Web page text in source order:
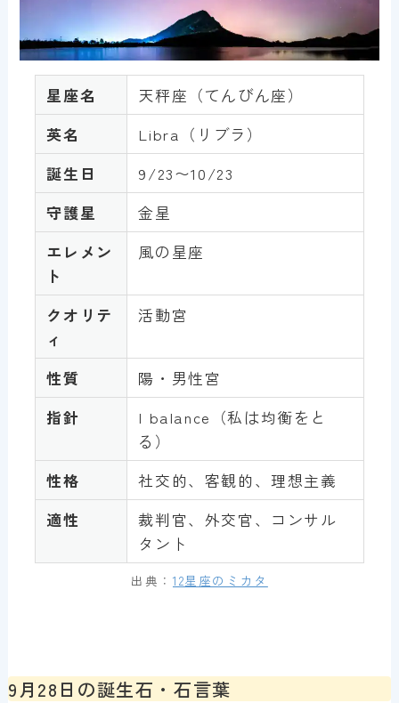
星座名
天秤座（てんびん座）
英名
Libra（リブラ）
誕生日
9/23〜10/23
守護星
金星
エレメン
ト
風の星座
クオリテ
ィ
活動宮
性質
陽・男性宮
指針
I balance（私は均衡をと
る）
性格
社交的、客観的、理想主義
適性
裁判官、外交官、コンサル
タント
出典： 12星座のミカタ
9月28日の誕生石・石言葉